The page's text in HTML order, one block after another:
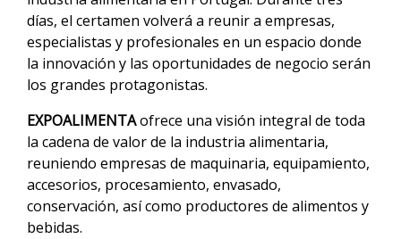
días, el certamen volverá a reunir a empresas,
especialistas y profesionales en un espacio donde
la innovación y las oportunidades de negocio serán
los grandes protagonistas.
EXPOALIMENTAofrece una visión integral de toda
la cadena de valor de la industria alimentaria,
reuniendo empresas de maquinaria, equipamiento,
accesorios, procesamiento, envasado,
conservación, así como productores de alimentos y
bebidas.